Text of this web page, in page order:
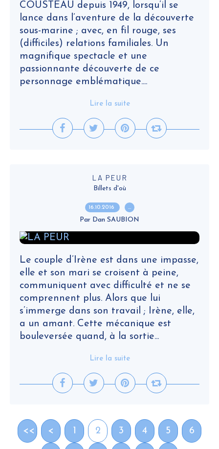
COUSTEAU depuis 1949, lorsqu’il se
lance dans l’aventure de la découverte
sous-marine ; avec, en fil rouge, ses
(difficiles) relations familiales. Un
magnifique spectacle et une
passionnante découverte de ce
personnage emblématique....
Lire la suite
LA PEUR
Billets d'où
16.10.2016 …
Par Dan SAUBION
Le couple d’Irène est dans une impasse,
elle et son mari se croisent à peine,
communiquent avec difficulté et ne se
comprennent plus. Alors que lui
s’immerge dans son travail ; Irène, elle,
a un amant. Cette mécanique est
bouleversée quand, à la sortie...
Lire la suite
<< < 1 2 3 4 5 6